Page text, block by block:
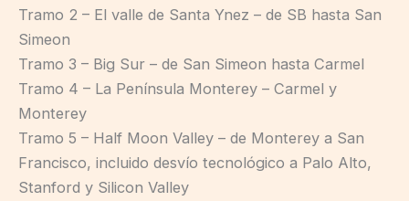
Tramo 2 – El valle de Santa Ynez – de SB hasta San
Simeon
Tramo 3 – Big Sur – de San Simeon hasta Carmel
Tramo 4 – La Península Monterey – Carmel y
Monterey
Tramo 5 – Half Moon Valley – de Monterey a San
Francisco, incluido desvío tecnológico a Palo Alto,
Stanford y Silicon Valley